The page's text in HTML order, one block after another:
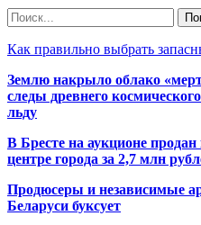
Как правильно выбрать
Землю накрыло облако
следы древнего
льду
В Бресте на аукционе
центре города за 2,7 млн
Продюсеры и независимые
Беларуси буксует